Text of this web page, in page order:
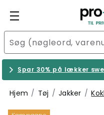
Spar 30% på lækker
Hjem Tøj Jakker